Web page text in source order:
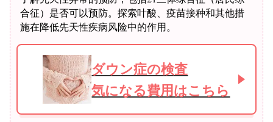
合征）是否可以预防。探索叶酸、疫苗接种和其他措
施在降低先天性疾病风险中的作用。
ダウン症の検査
気になる費用はこちら